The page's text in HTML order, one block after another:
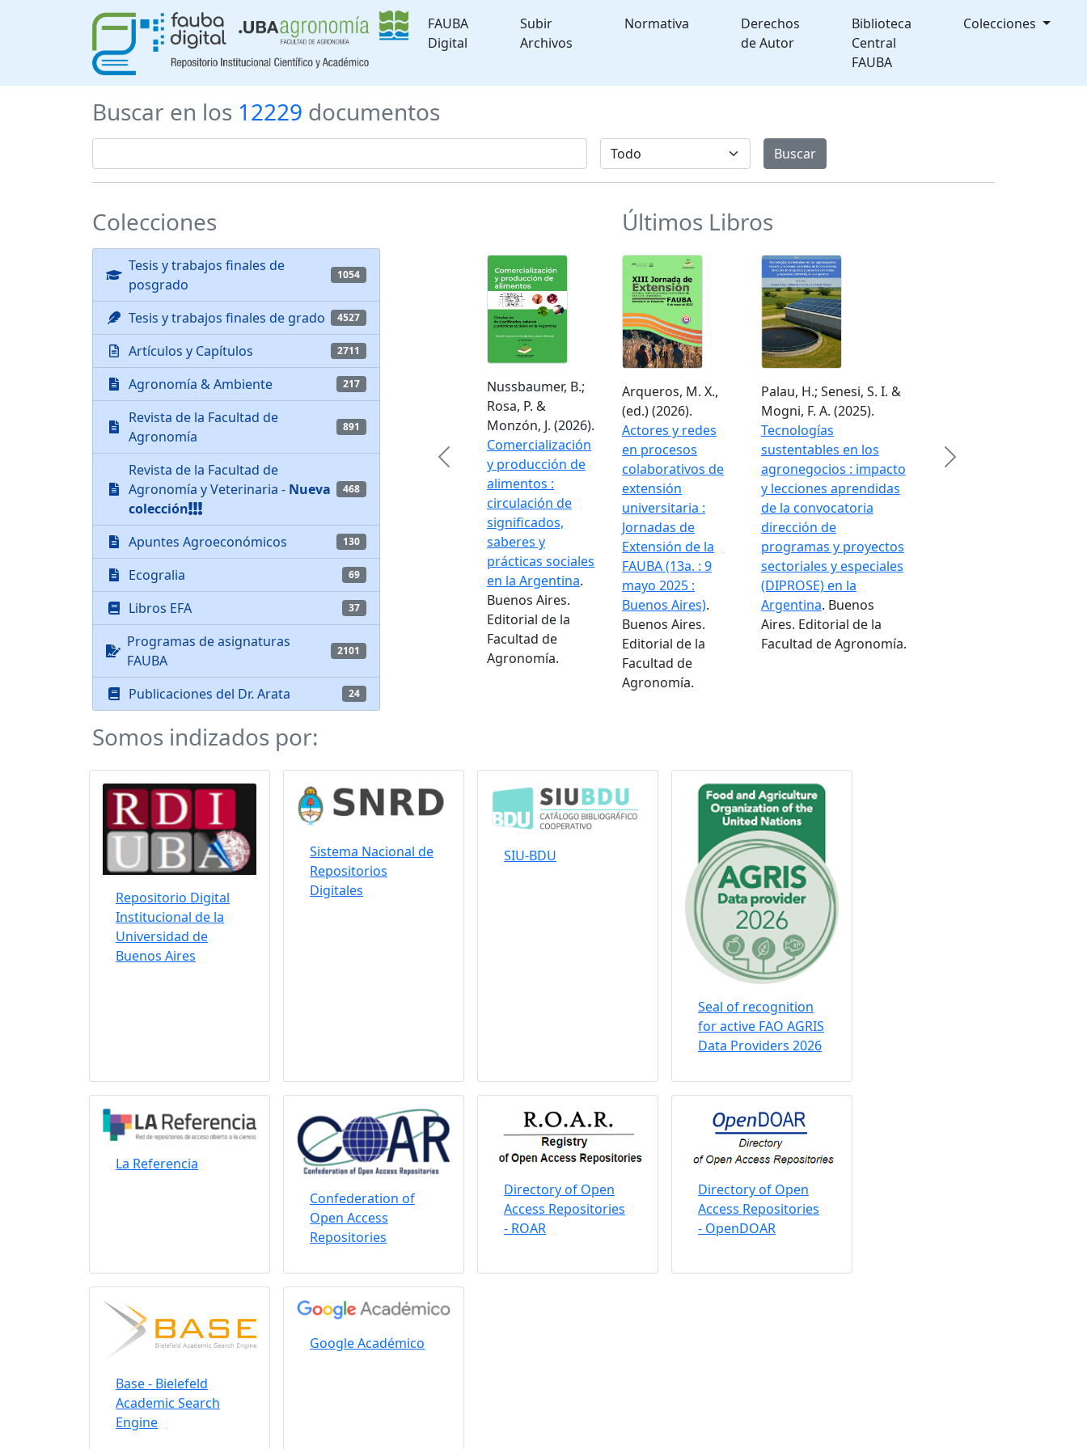
FAUBA
Digital
Subir
Archivos
Normativa
Derechos
de Autor
Biblioteca
Central
FAUBA
Colecciones
Buscar en los 12229 documentos
Colecciones
Tesis y trabajos finales de
posgrado
1054
Tesis y trabajos finales de grado 4527
Artículos y Capítulos 2711
Agronomía & Ambiente 217
Revista de la Facultad de
Agronomía
891
Revista de la Facultad de
Agronomía y Veterinaria - Nueva
colección
468
Apuntes Agroeconómicos 130
Ecogralia 69
Libros EFA 37
Programas de asignaturas
FAUBA
2101
Publicaciones del Dr. Arata 24
Últimos Libros
Nussbaumer, B.;
Rosa, P. &
Monzón, J. (2026).
Comercialización
y producción de
alimentos :
circulación de
significados,
saberes y
prácticas sociales
en la Argentina.
Buenos Aires.
Editorial de la
Facultad de
Agronomía.
Arqueros, M. X.,
(ed.) (2026).
Actores y redes
en procesos
colaborativos de
extensión
universitaria :
Jornadas de
Extensión de la
FAUBA (13a. : 9
mayo 2025 :
Buenos Aires).
Buenos Aires.
Editorial de la
Facultad de
Agronomía.
Palau, H.; Senesi, S. I. &
Mogni, F. A. (2025).
Tecnologías
sustentables en los
agronegocios : impacto
y lecciones aprendidas
de la convocatoria
dirección de
programas y proyectos
sectoriales y especiales
(DIPROSE) en la
Argentina. Buenos
Aires. Editorial de la
Facultad de Agronomía.
Previous Next
Somos indizados por:
Repositorio Digital
Institucional de la
Universidad de
Buenos Aires
Sistema Nacional de
Repositorios
Digitales
SIU-BDU
Seal of recognition
for active FAO AGRIS
Data Providers 2026
La Referencia
Confederation of
Open Access
Repositories
Directory of Open
Access Repositories
- ROAR
Directory of Open
Access Repositories
- OpenDOAR
Base - Bielefeld
Academic Search
Engine
Google Académico